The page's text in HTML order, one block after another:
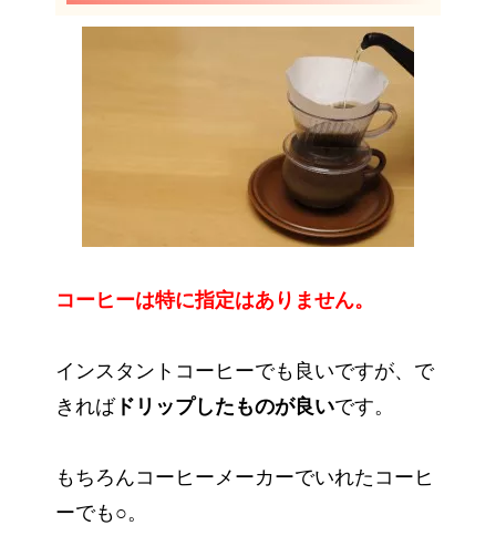
コーヒーは特に指定はありません。
インスタントコーヒーでも良いですが、で
きればドリップしたものが良いです。
もちろんコーヒーメーカーでいれたコーヒ
ーでも○。